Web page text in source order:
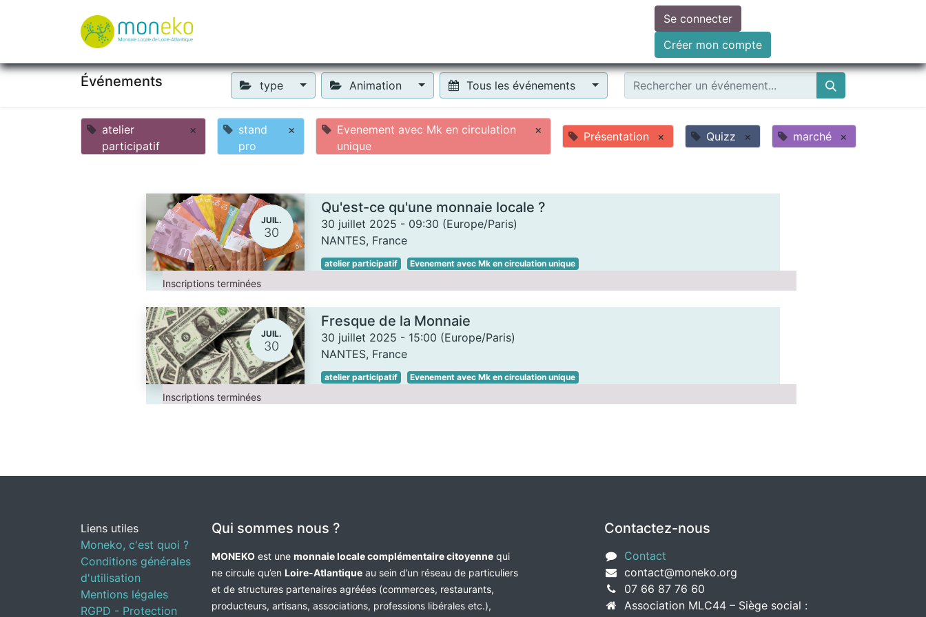
Faire un don
Se connecter
Créer mon compte
Événements type Animation Tous les événements
atelier
participatif
×
stand
pro
×
Evenement avec Mk en circulation
unique
× Présentation × Quizz × marché ×
JUIL.
30
Qu'est-ce qu'une monnaie locale ?
30 juillet 2025 - 09:30 (Europe/Paris)
NANTES, France
atelier participatif Evenement avec Mk en circulation unique
Inscriptions terminées
JUIL.
30
Fresque de la Monnaie
30 juillet 2025 - 15:00 (Europe/Paris)
NANTES, France
atelier participatif Evenement avec Mk en circulation unique
Inscriptions terminées
Liens utiles
Moneko, c'est quoi ?
Conditions générales
d'utilisation
Mentions légales
RGPD - Protection
Qui sommes nous ?
MONEKO est une monnaie locale complémentaire citoyenne qui
ne circule qu’en Loire-Atlantique au sein d’un réseau de particuliers
et de structures partenaires agréées (commerces, restaurants,
producteurs, artisans, associations, professions libérales etc.),
Contactez-nous
Contact
contact@moneko.org
07 66 87 76 60
Association MLC44 – Siège social :